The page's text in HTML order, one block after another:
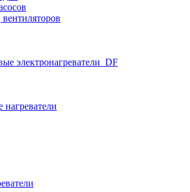
электронагреватели_DF
нагреватели